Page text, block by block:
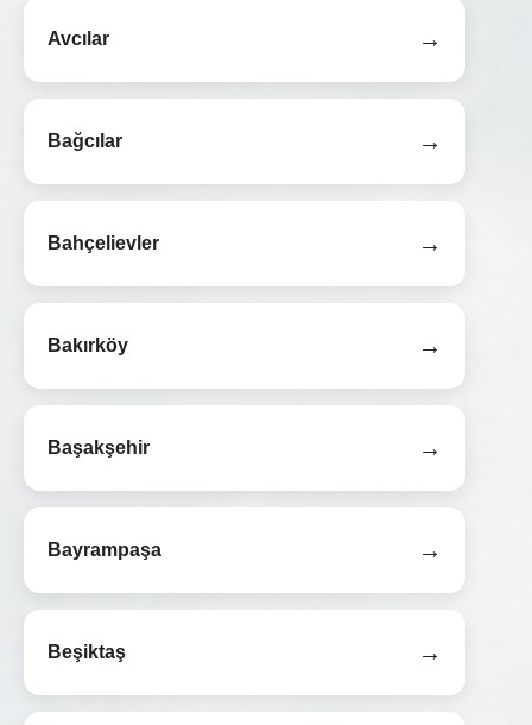
Avcılar →
Bağcılar →
Bahçelievler →
Bakırköy →
Başakşehir →
Bayrampaşa →
Beşiktaş →